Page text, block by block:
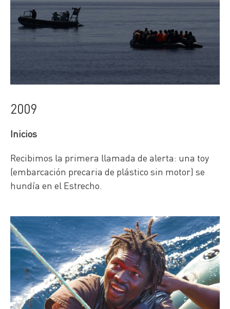
2009
Inicios
Recibimos la primera llamada de alerta: una toy
(embarcación precaria de plástico sin motor) se
hundía en el Estrecho.